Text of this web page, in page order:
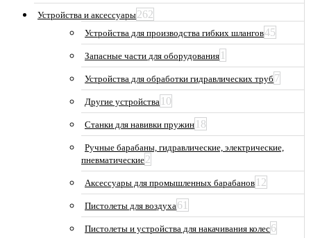
Устройства и аксессуары262
Устройства для производства гибких шлангов45
Запасные части для оборудования 1
Устройства для обработки гидравлических труб 7
Другие устройства 10
Станки для навивки пружин 18
Ручные барабаны, гидравлические, электрические,
пневматические2
Аксессуары для промышленных барабанов 12
Пистолеты для воздуха61
Пистолеты и устройства для накачивания колес6